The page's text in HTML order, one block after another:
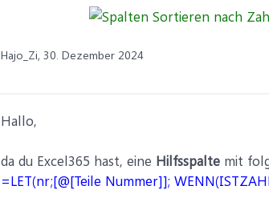
Hajo_Zi, 30. Dezember 2024
Hallo,
da du Excel365 hast, eine Hilfsspalte mit
=LET(nr;[@[Teile Nummer]];